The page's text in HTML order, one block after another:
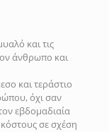
και τις
άνθρωπο και
και τεράστιο
όχι σαν
εβδομαδιαία
σε σχέση